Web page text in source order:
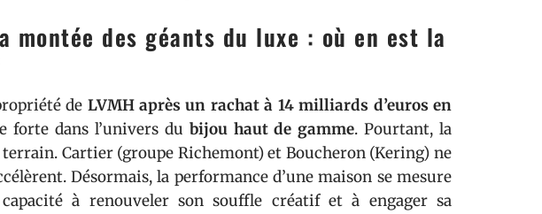
montée des géants du luxe : où en est la
de LVMH après un rachat à 14 milliards d’euros en
forte dans l’univers du bijou haut de gamme. Pourtant, la
terrain. Cartier (groupe Richemont) et Boucheron (Kering) ne
Désormais, la performance d’une maison se mesure
à renouveler son souffle créatif et à engager sa